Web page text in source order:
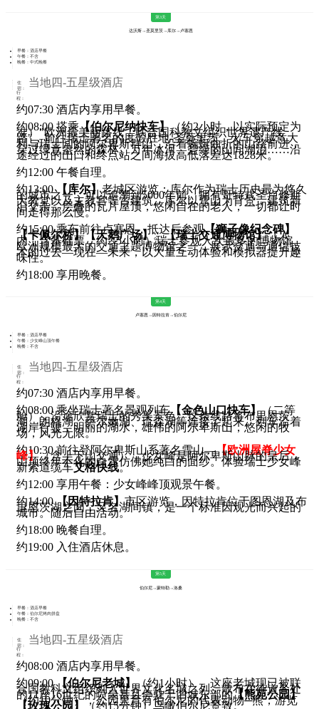
第3天
达沃斯→圣莫里茨→库尔→卢塞恩
早餐：酒店早餐
午餐：不含
晚餐：中式晚餐
住
宿：
当地四-五星级酒店
行
程：
约07:30 酒店内享用早餐。
约08:00 搭乘【伯尔尼纳快车】（约2小时，以实际预定为
准）"欧洲最美丽路线，联合国科教文组织世界遗产线
路"，前往瑞士著名的度假胜地-圣莫里茨。火车穿越意大
利与瑞士间的阿尔卑斯群山，沿着蜿蜒曲折的山路前进，
穿过绿意盎然的森林、万年冰河、碧绿的山间湖泊……沿
途经过的山口和终点站之间海拔高低落差达1828米。
约12:00 午餐自理。
约13:00【库尔】老城区游览：库尔作为瑞士历史最为悠久
的城市之一，可以追溯到5000年前。拥有哥特式圣卢修斯
大教堂以及主教宫等古建筑。库尔以雪山为背景，建筑新
旧交杂，层叠的瓦片屋顶，悠闲自在的老人，一切都让时
间走得那么慢。
约15:00 乘车前往卢塞恩，抵达后参观【狮子像纪念碑】
【卡佩尔桥】【天鹅广场】。【瑞士交通博物馆】（入
内，含基础票，约2.5小时）瑞士参观人次最多的博物馆、
欧洲规模最大的交通主题博物馆之一，展示交通与通信技
术的过去—现在—未来，以大量互动体验和模拟器提升趣
味性。
约18:00 享用晚餐。
第4天
卢塞恩→因特拉肯→伯尔尼
早餐：酒店早餐
午餐：少女峰山顶午餐
晚餐：不含
住
宿：
当地四-五星级酒店
行
程：
约07:30 酒店内享用早餐。
约08:00 乘坐瑞士著名景观列车【金色山口快车】（二等
舱），沿途欣赏瑞士的秀美景色。这条线路将布里恩茨
湖、朗格湖、萨尔嫩湖、琉森湖等连接了起来。列车沿着
湖岸行驶，明丽的湖水，雄伟的阿尔卑斯山，悠闲的牧
场，风光无限。
约10:30 前往登阿尔卑斯山系著名雪山—【欧洲屋脊少女
峰】（含上下山交通），少女峰是阿尔卑斯山脉的皇后，
山顶终年不化的白雪仿佛她纯白的面纱。体验瑞士少女峰
新索道缆车艾格快线。
约12:00 享用午餐：少女峰峰顶观景午餐。
约14:00【因特拉肯】市区游览，因特拉肯位于图恩湖及布
里恩茨湖之间，又名湖间镇，是一个标准因观光而兴起的
城市。随后自由活动。
约18:00 晚餐自理。
约19:00 入住酒店休息。
第5天
伯尔尼→蒙特勒→洛桑
早餐：酒店早餐
午餐：伯尔尼烤肉拼盘
晚餐：不含
住
宿：
当地四-五星级酒店
行
程：
约08:00 酒店内享用早餐。
约09:00【伯尔尼老城】（约1小时），这座老城现已被联
合国教科文组织列入世界文化名城之列，散布在街道各处
的11座16世纪的喷泉甚且停驻于旧城东部的【熊苑公园】
（约10分钟），公园里育有伯尔尼的代表动物─熊；游览
【玫瑰公园】 （约15分钟）鸟瞰伯尔尼景致。